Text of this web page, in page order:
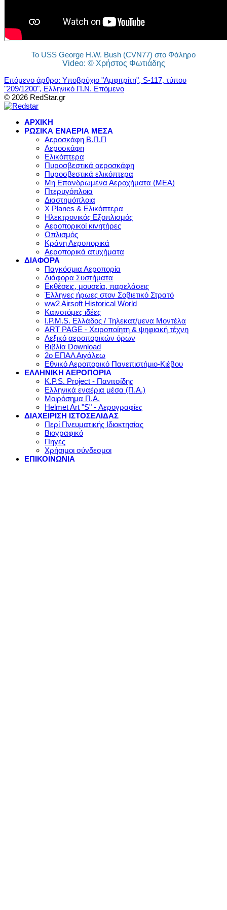
Το USS George H.W. Bush (CVN77) στο Φάληρο
Video: © Χρήστος Φωτιάδης
Επόμενο άρθρο: Υποβρύχιο "Αμφιτρίτη", S-117, τύπου
"209/1200", Ελληνικό Π.N. Επόμενο
© 2026 RedStar.gr
ΑΡΧΙΚΗ
ΡΩΣΙΚΑ ΕΝΑΕΡΙΑ ΜΕΣΑ
Αεροσκάφη Β.Π.Π
Αεροσκάφη
Ελικόπτερα
Πυροσβεστικά αεροσκάφη
Πυροσβεστικά ελικόπτερα
Μη Επανδρωμένα Αεροχήματα (ΜΕΑ)
Πτερυγόπλοια
Διαστημόπλοια
X Planes & Ελικόπτερα
Ηλεκτρονικός Εξοπλισμός
Αεροπορικοί κινητήρες
Οπλισμός
Κράνη Αεροπορικά
Αεροπορικά ατυχήματα
ΔΙΑΦΟΡΑ
Παγκόσμια Αεροπορία
Διάφορα Συστήματα
Εκθέσεις, μουσεία, παρελάσεις
Έλληνες ήρωες στον Σοβιετικό Στρατό
ww2 Airsoft Historical World
Καινοτόμες ιδέες
I.P.M.S. Ελλάδος / Τηλεκατ/μενα Μοντέλα
ART PAGE - Χειροποίητη & ψηφιακή τέχνη
Λεξικό αεροπορικών όρων
Βιβλία Download
2ο ΕΠΑΛ Αιγάλεω
Εθνικό Αεροπορικό Πανεπιστήμιο-Κιέβου
ΕΛΛΗΝΙΚΗ ΑΕΡΟΠΟΡΙΑ
K.P.S. Project - Πανιτσίδης
Ελληνικά εναέρια μέσα (Π.Α.)
Μοιρόσημα Π.Α.
Helmet Art "S" - Αερογραφίες
ΔΙΑΧΕΙΡΙΣΗ ΙΣΤΟΣΕΛΙΔΑΣ
Περί Πνευματικής Ιδιοκτησίας
Βιογραφικό
Πηγές
Χρήσιμοι σύνδεσμοι
ΕΠΙΚΟΙΝΩΝΙΑ